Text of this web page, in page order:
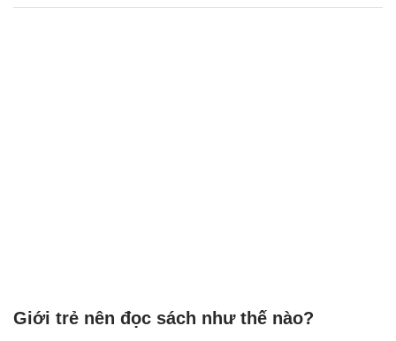
Giới trẻ nên đọc sách như thế nào?